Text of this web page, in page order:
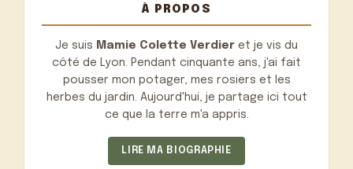
À PROPOS
Je suis Mamie Colette Verdier et je vis du
côté de Lyon. Pendant cinquante ans, j'ai fait
pousser mon potager, mes rosiers et les
herbes du jardin. Aujourd'hui, je partage ici tout
ce que la terre m'a appris.
LIRE MA BIOGRAPHIE